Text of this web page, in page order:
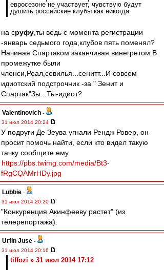
евросезоне не участвует, чувствую будут
душить российские клубы как никогда
на сруфу ,ты ведь с момента регистрации
-январь седьмого года,клубов пять поменял?
Начиная Спартаком заканчивая винегретом.В
промежутке были
членси,Реал,севилья...сенитт...И совсем
идиотский подстрочник -за " Зенит и
Спартак"Зы...Ты-идиот?
Valentinovich -
31 июл 2014 20:24
У подруги Де Зеува угнали Рендж Ровер, он
просит помочь найти, если кто видел такую
тачку сообщите ему
https://pbs.twimg.com/media/Bt3-
fRgCQAMrHDy.jpg
Lubbie -
31 июл 2014 20:20
"Конкуренция Акинфееву растет" (из
телерепортажа).
Urfin Juse -
31 июл 2014 20:16
tiffozi » 31 июл 2014 17:12